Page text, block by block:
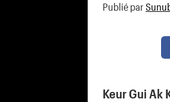
Publié par
Keur Gui Ak